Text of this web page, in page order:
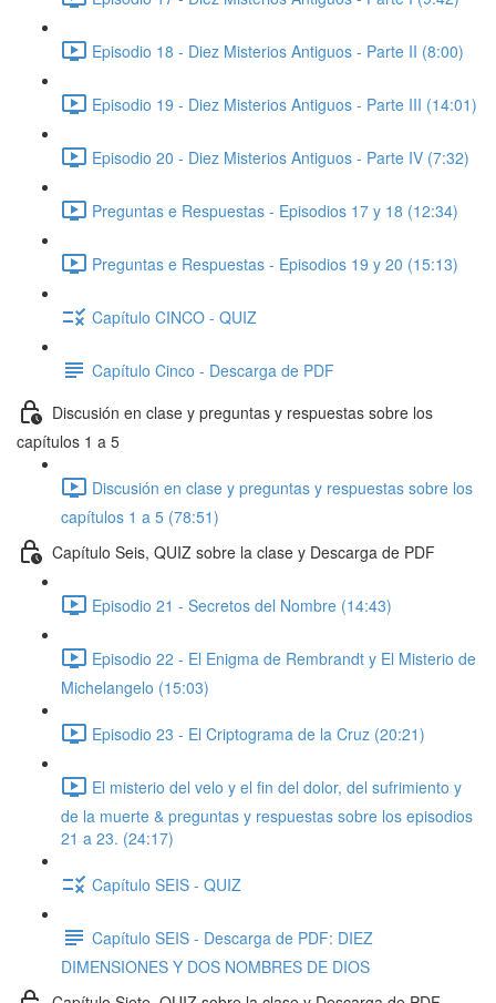
Episodio 18 - Diez Misterios Antiguos - Parte II (8:00)
Episodio 19 - Diez Misterios Antiguos - Parte III (14:01)
Episodio 20 - Diez Misterios Antiguos - Parte IV (7:32)
Preguntas e Respuestas - Episodios 17 y 18 (12:34)
Preguntas e Respuestas - Episodios 19 y 20 (15:13)
Capítulo CINCO - QUIZ
Capítulo Cinco - Descarga de PDF
Discusión en clase y preguntas y respuestas sobre los
capítulos 1 a 5
Discusión en clase y preguntas y respuestas sobre los
capítulos 1 a 5 (78:51)
Capítulo Seis, QUIZ sobre la clase y Descarga de PDF
Episodio 21 - Secretos del Nombre (14:43)
Episodio 22 - El Enigma de Rembrandt y El Misterio de
Michelangelo (15:03)
Episodio 23 - El Criptograma de la Cruz (20:21)
El misterio del velo y el fin del dolor, del sufrimiento y
de la muerte & preguntas y respuestas sobre los episodios
21 a 23. (24:17)
Capítulo SEIS - QUIZ
Capítulo SEIS - Descarga de PDF: DIEZ
DIMENSIONES Y DOS NOMBRES DE DIOS